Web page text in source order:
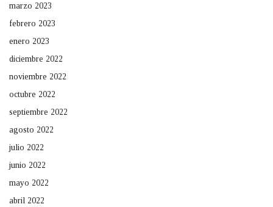
marzo 2023
febrero 2023
enero 2023
diciembre 2022
noviembre 2022
octubre 2022
septiembre 2022
agosto 2022
julio 2022
junio 2022
mayo 2022
abril 2022